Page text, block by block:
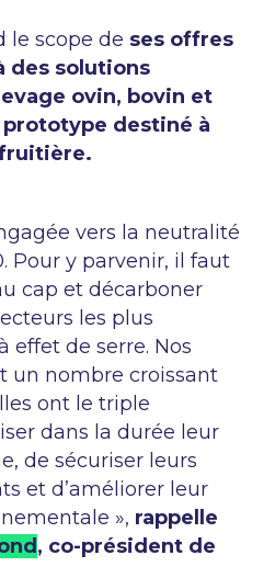
le scope de ses offres
des solutions
ovin, bovin et
destiné à
fruitière.
vers la neutralité
Pour y parvenir, il faut
cap et décarboner
les plus
effet de serre. Nos
un nombre croissant
ont le triple
dans la durée leur
de sécuriser leurs
et d’améliorer leur
», rappelle
, co-président de